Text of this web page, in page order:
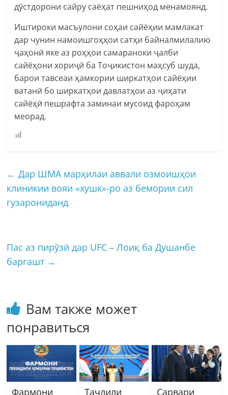
дӯстдорони сайру саёҳат пешниҳод менамоянд.
Иштироки масъулони соҳаи сайёҳии мамлакат
дар чунин намоишгоҳҳои сатҳи байналмилалию
ҷаҳонӣ яке аз роҳҳои самараноки ҷалби
сайёҳони хориҷӣ ба Тоҷикистон маҳсуб шуда,
барои тавсеаи ҳамкории ширкатҳои сайёҳии
ватанӣ бо ширкатҳои давлатҳои аз ҷиҳати
сайёҳӣ пешрафта заминаи мусоид фароҳам
меорад.
← Дар ШМА марҳилаи аввали озмоишҳои
клиникии вояи «хушк»-ро аз бемории сил
гузарониданд
Пас аз пирӯзӣ дар UFC – Лоиқ ба Душанбе
баргашт →
Вам также может
понравиться
Фармони Таҷлили​ Сарвари